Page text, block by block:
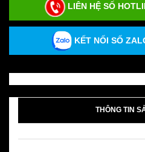
LIÊN HỆ SỐ
KẾT NỐI SỐ
THÔNG TIN